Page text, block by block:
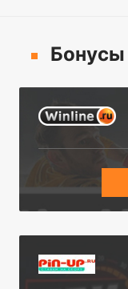
Бонусы